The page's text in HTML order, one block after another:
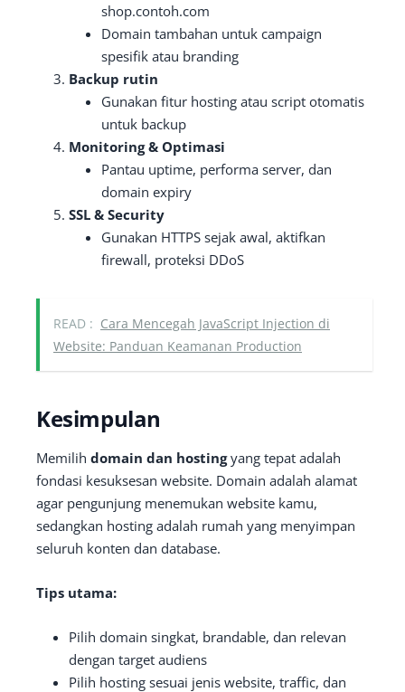
shop.contoh.com
Domain tambahan untuk campaign
spesifik atau branding
Backup rutin
Gunakan fitur hosting atau script otomatis
untuk backup
Monitoring & Optimasi
Pantau uptime, performa server, dan
domain expiry
SSL & Security
Gunakan HTTPS sejak awal, aktifkan
firewall, proteksi DDoS
READ : Cara Mencegah JavaScript Injection di
Website: Panduan Keamanan Production
Kesimpulan
Memilih domain dan hostingyang tepat adalah
fondasi kesuksesan website. Domain adalah alamat
agar pengunjung menemukan website kamu,
sedangkan hosting adalah rumah yang menyimpan
seluruh konten dan database.
Tips utama:
Pilih domain singkat, brandable, dan relevan
dengan target audiens
Pilih hosting sesuai jenis website, traffic, dan